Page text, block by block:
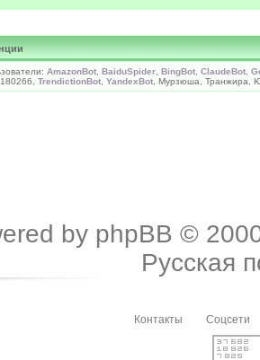
AmazonBot BaiduSpider BingBot ClaudeBot
TrendictionBot YandexBot , Мурзюша, Транжира,
by phpBB ©
Русская
Контакты Соцсети